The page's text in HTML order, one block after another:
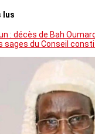
lus
: décès de Bah
sages du Conseil